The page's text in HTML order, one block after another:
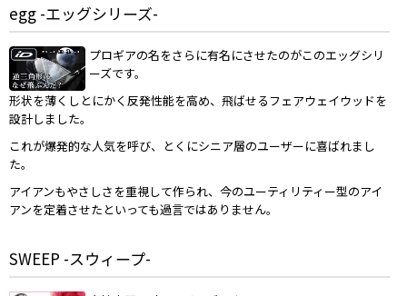
egg -エッグシリーズ-
プロギアの名をさらに有名にさせたのがこのエッグシリ
ーズです。
形状を薄くしとにかく反発性能を高め、飛ばせるフェアウェイウッドを
設計しました。
これが爆発的な人気を呼び、とくにシニア層のユーザーに喜ばれまし
た。
アイアンもやさしさを重視して作られ、今のユーティリティー型のアイ
アンを定着させたといっても過言ではありません。
SWEEP -スウィープ-